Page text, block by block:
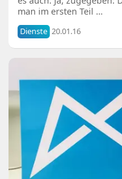
man im ersten Teil …
Dienste 20.01.16